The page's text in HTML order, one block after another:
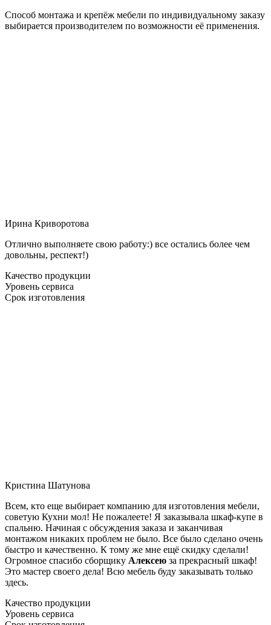
Способ монтажа и крепёж мебели по индивидуальному заказу
выбирается производителем по возможности её применения.
Ирина Криворотова
Отлично выполняете свою работу:) все остались более чем
довольны, респект!)
Качество продукции
Уровень сервиса
Срок изготовления
Кристина Шатунова
Всем, кто еще выбирает компанию для изготовления мебели,
советую Кухни мол! Не пожалеете! Я заказывала шкаф-купе в
спальню. Начиная с обсуждения заказа и заканчивая
монтажом никаких проблем не было. Все было сделано очень
быстро и качественно. К тому же мне ещё скидку сделали!
Огромное спасибо сборщику Алексею за прекрасный шкаф!
Это мастер своего дела! Всю мебель буду заказывать только
здесь.
Качество продукции
Уровень сервиса